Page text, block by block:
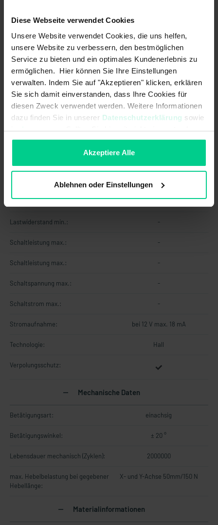
Diese Webseite verwendet Cookies
Unsere Website verwendet Cookies, die uns helfen,
unsere Website zu verbessern, den bestmöglichen
Service zu bieten und ein optimales Kundenerlebnis zu
ermöglichen. Hier können Sie Ihre Einstellungen
verwalten. Indem Sie auf "Akzeptieren" klicken, erklären
Sie sich damit einverstanden, dass Ihre Cookies für
diesen Zweck verwendet werden. Weitere Informationen
dazu finden Sie in unserer Datenschutzerklärung sowie
imImpressum. Sollten Sie hiermit nicht einverstanden
sein, können Sie die Verwendung von Cookies hier
Akzeptiere Alle
Ablehnen oder Einstellungen
EMV-Emission (Norm):
DIN EN 13309, DIN EN ISO 14982,
ISO 13766, DIN EN 12895
EMV-Immunität (Norm):
DIN EN 13309, DIN EN ISO 14982,
ISO 13766, DIN EN 12895
Kontaktart: -
Lastwiderstand bei 10V max.: 250 Ohm
Lastwiderstand bei 30V max.: 1250 Ohm
Lastwiderstand min.: -
Schaltleistung max.: -
Schaltleistung max.: -
Schaltspannung max.: -
Schaltstrom max.: -
Stromaufnahme: bei 12 V max. 18 mA
Technologie: Hall
Verpolungsschutz:
Mechanische Daten
Betätigungsart: einachsig
Betätigungswinkel: ± 20 °
Lebensdauer mechanisch (Zyklen): 2000000
max. Hebelbelastung bei gegebener
Hebellänge:
X- und Y-Achse 50mm/150 N
Materialinformationen